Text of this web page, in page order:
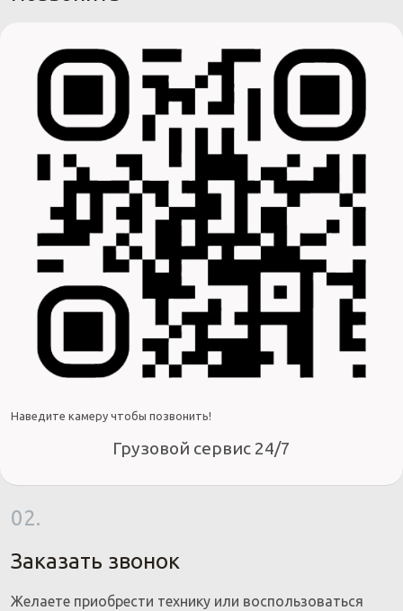
Наведите камеру чтобы позвонить!
Грузовой сервис 24/7
02.
Заказать звонок
Желаете приобрести технику или воспользоваться